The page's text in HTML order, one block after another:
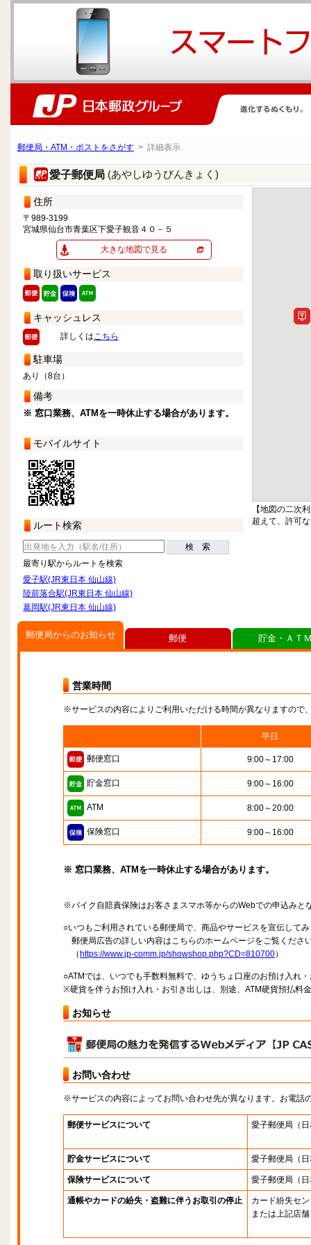
郵便局・ATM・ポストをさがす > 詳細表示
愛子郵便局 (あやしゆうびんきょく)
住所
〒989-3199
宮城県仙台市青葉区下愛子観音４０－５
大きな地図で見る
取り扱いサービス
キャッシュレス
詳しくはこちら
駐車場
あり（8台）
備考
※ 窓口業務、ATMを一時休止する場合があります。
モバイルサイト
ルート検索
検 索
最寄り駅からルートを検索
愛子駅(JR東日本 仙山線)
陸前落合駅(JR東日本 仙山線)
葛岡駅(JR東日本 仙山線)
【地図の二次
超えて、許可
郵便局からのお知らせ
営業時間
※サービスの内容によりご利用いただける時間が異なりますので
平日
郵便窓口 9:00～17:00
貯金窓口 9:00～16:00
ATM 8:00～20:00
保険窓口 9:00～16:00
※ 窓口業務、ATMを一時休止する場合があります。
※バイク自賠責保険はお客さまスマホ等からのWebでの申込みと
○いつもご利用されている郵便局で、商品やサービスを宣伝して
郵便局広告の詳しい内容はこちらのホームページをご覧くださ
（ https://www.jp-comm.jp/showshop.php?CD=810700）
○ATMでは、いつでも手数料無料で、ゆうちょ口座のお預け入れ
※硬貨を伴うお預け入れ・お引き出しは、別途、ATM硬貨預払料
お知らせ
お問い合わせ
※サービスの内容によってお問い合わせ先が異なります。お電話
郵便サービスについて 愛子郵便局 （
貯金サービスについて 愛子郵便局 （
保険サービスについて 愛子郵便局 （
通帳やカードの紛失・盗難に伴うお取引の停止
カード紛失セ
または上記店舗
郵便 貯金・ＡＴ